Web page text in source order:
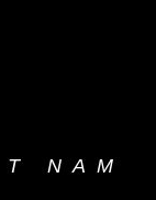
NAM